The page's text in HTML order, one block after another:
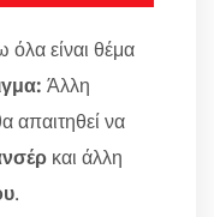
είναι θέμα
Άλλη
απαιτηθεί να
και άλλη
.